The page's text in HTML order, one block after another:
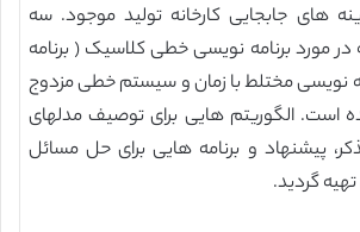
های جابجایی کارخانه تولید موجود. سه
مورد برنامه نویسی خطی کلاسیک ( برنامه
نویسی مختلط با زمان و سیستم خطی مزدوج
است. الگوریتم هایی برای توصیف مدلهای
پیشنهاد و برنامه هایی برای حل مسائل
گردید.